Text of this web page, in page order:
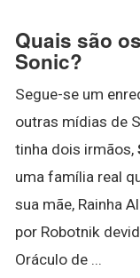
Quais são
Sonic?
Segue-se um
outras mídias de
tinha dois irmãos,
uma família real
sua mãe, Rainha
por Robotnik
Oráculo de ...